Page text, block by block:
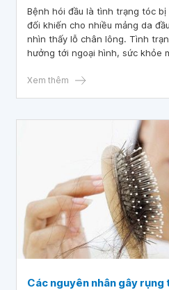
Bệnh hói đầu là tình trạng tóc
đối khiến cho nhiều mảng da
nhìn thấy lỗ chân lông. Tình
hưởng tới ngoại hình, sức khỏe
Xem thêm
Các nguyên nhân gây